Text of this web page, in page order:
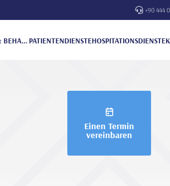
+90 444
ABTEILUNGEN & BEHANDLUNGEN PATIENTENDIENSTEHOSPITATIONSDIENSTE
Einen Termin
vereinbaren